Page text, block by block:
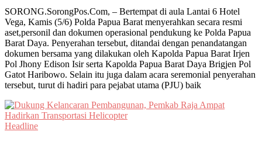
SORONG.SorongPos.Com, – Bertempat di aula Lantai 6 Hotel
Vega, Kamis (5/6) Polda Papua Barat menyerahkan secara resmi
aset,personil dan dokumen operasional pendukung ke Polda Papua
Barat Daya. Penyerahan tersebut, ditandai dengan penandatangan
dokumen bersama yang dilakukan oleh Kapolda Papua Barat Irjen
Pol Jhony Edison Isir serta Kapolda Papua Barat Daya Brigjen Pol
Gatot Haribowo. Selain itu juga dalam acara seremonial penyerahan
tersebut, turut di hadiri para pejabat utama (PJU) baik
Headline